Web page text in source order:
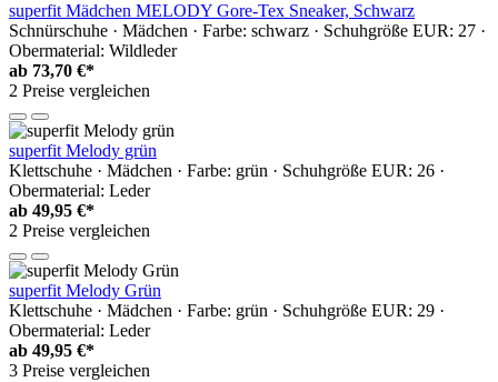
superfit Mädchen MELODY Gore-Tex Sneaker, Schwarz
Schnürschuhe · Mädchen · Farbe: schwarz · Schuhgröße EUR: 27 ·
Obermaterial: Wildleder
ab 73,70 €*
2 Preise vergleichen
superfit Melody grün
Klettschuhe · Mädchen · Farbe: grün · Schuhgröße EUR: 26 ·
Obermaterial: Leder
ab 49,95 €*
2 Preise vergleichen
superfit Melody Grün
Klettschuhe · Mädchen · Farbe: grün · Schuhgröße EUR: 29 ·
Obermaterial: Leder
ab 49,95 €*
3 Preise vergleichen